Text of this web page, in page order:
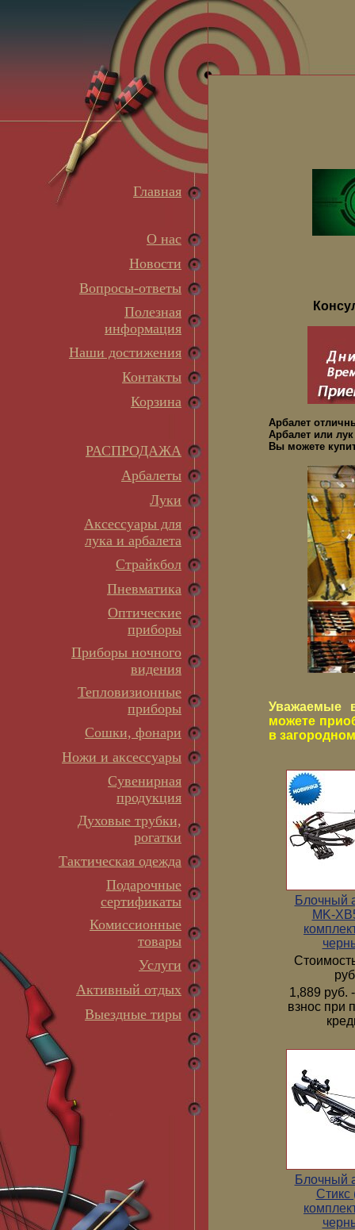
Главная
О нас
Новости
Вопросы-ответы
Полезная
информация
Наши достижения
Контакты
Корзина
РАСПРОДАЖА
Арбалеты
Луки
Аксессуары для
лука и арбалета
Страйкбол
Пневматика
Оптические
приборы
Приборы ночного
видения
Тепловизионные
приборы
Сошки, фонари
Ножи и аксессуары
Сувенирная
продукция
Духовые трубки,
рогатки
Тактическая одежда
Подарочные
сертификаты
Комиссионные
товары
Услуги
Активный отдых
Выездные тиры
Арбалет
Арбалет или
Вы можете
Уважаемые
можете
в
Блочный
MK-
1,889 руб.
взнос при
Блочный
Стикс